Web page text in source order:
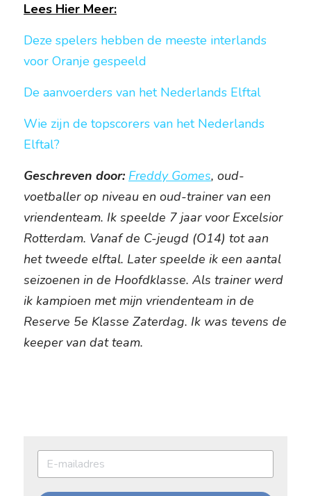
Lees Hier Meer:
Deze spelers hebben de meeste interlands
voor Oranje gespeeld
De aanvoerders van het Nederlands Elftal
Wie zijn de topscorers van het Nederlands
Elftal?
Geschreven door: Freddy Gomes, oud-
voetballer op niveau en oud-trainer van een
vriendenteam. Ik speelde 7 jaar voor Excelsior
Rotterdam. Vanaf de C-jeugd (O14) tot aan
het tweede elftal. Later speelde ik een aantal
seizoenen in de Hoofdklasse. Als trainer werd
ik kampioen met mijn vriendenteam in de
Reserve 5e Klasse Zaterdag. Ik was tevens de
keeper van dat team.